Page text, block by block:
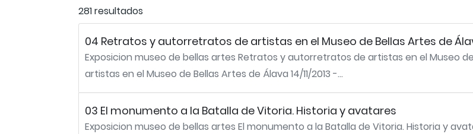
281 resultados
04 Retratos y autorretratos de artistas en el Museo de Bellas Artes de
Exposicion museo de bellas artes Retratos y autorretratos de artistas en el Museo
artistas en el Museo de Bellas Artes de Álava 14/11/2013 -...
03 El monumento a la Batalla de Vitoria. Historia y avatares
Exposicion museo de bellas artes El monumento a la Batalla de Vitoria. Historia y